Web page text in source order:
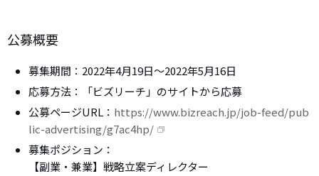
公募概要
募集期間：2022年4月19日～2022年5月16日
応募方法：「ビズリーチ」のサイトから応募
公募ページURL： https://www.bizreach.jp/job-feed/pub
lic-advertising/g7ac4hp/
募集ポジション：
【副業・兼業】戦略立案ディレクター